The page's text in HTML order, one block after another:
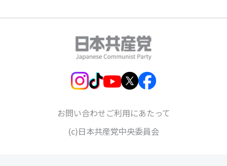
お問い合わせご利用にあたって
(c)日本共産党中央委員会